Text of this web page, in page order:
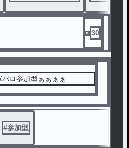
30
パロ参加型ぁぁぁぁ
#参加型